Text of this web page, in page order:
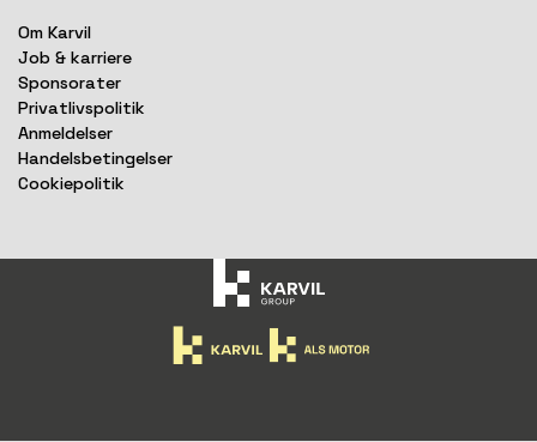
Om Karvil
Job & karriere
Sponsorater
Privatlivspolitik
Anmeldelser
Handelsbetingelser
Cookiepolitik